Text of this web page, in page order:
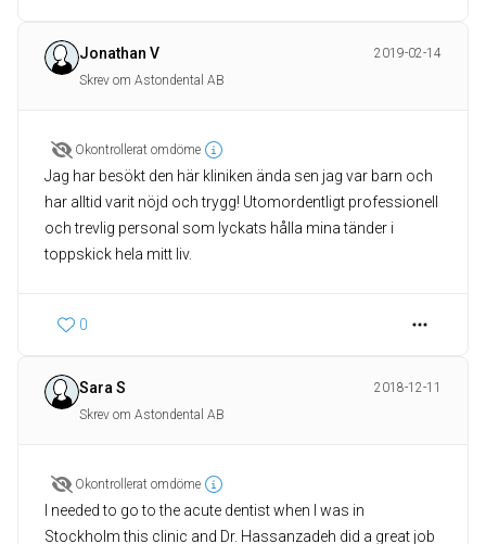
Jonathan V
2019-02-14
Skrev om Astondental AB
Okontrollerat omdöme
Jag har besökt den här kliniken ända sen jag var barn och
har alltid varit nöjd och trygg! Utomordentligt professionell
och trevlig personal som lyckats hålla mina tänder i
toppskick hela mitt liv.
0
Sara S
2018-12-11
Skrev om Astondental AB
Okontrollerat omdöme
I needed to go to the acute dentist when I was in
Stockholm this clinic and Dr. Hassanzadeh did a great job